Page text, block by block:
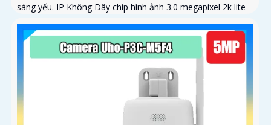
sáng yếu. IP Không Dây chip hình ảnh 3.0 megapixel 2k lite